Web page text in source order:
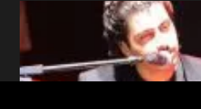
7
BURHANİYE
YENİ
ŞEKİLLENDİ?